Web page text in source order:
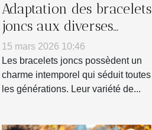
Adaptation des bracelets
joncs aux diverses
personnalités
15 mars 2026 10:46
Les bracelets joncs possèdent un
charme intemporel qui séduit toutes
les générations. Leur variété de...